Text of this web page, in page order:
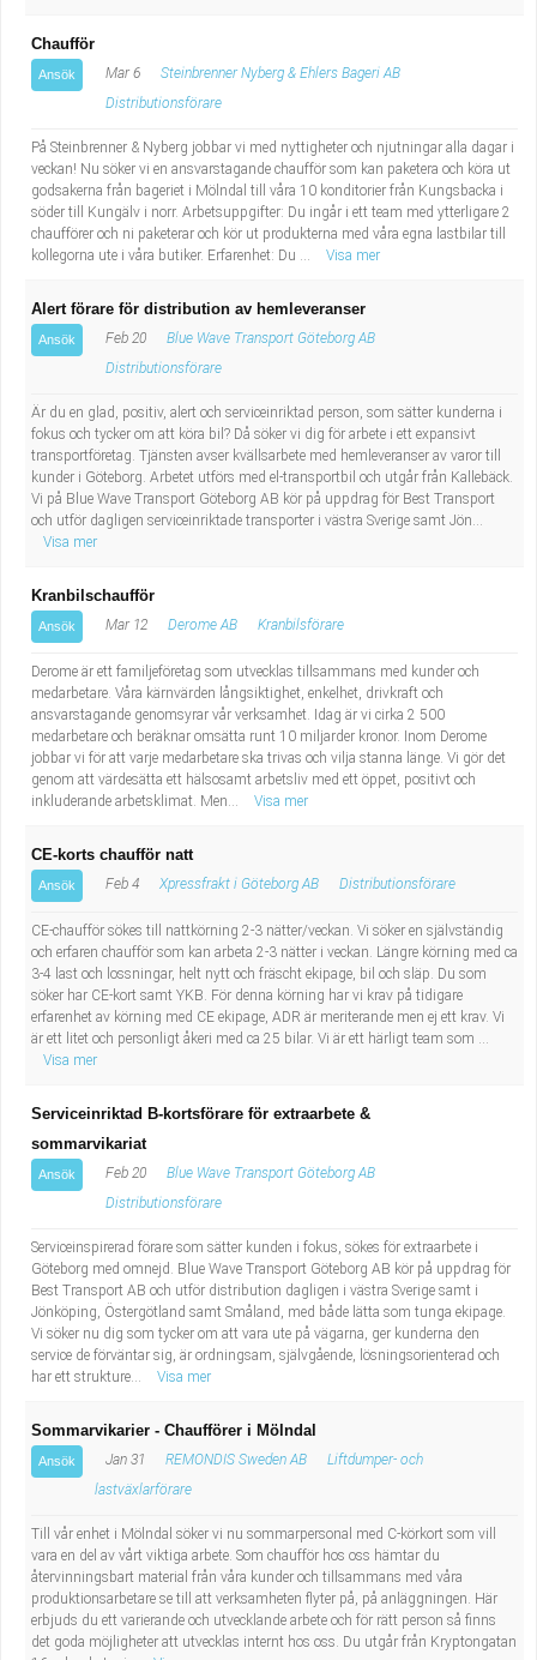
Chaufför
Ansök Mar 6
Steinbrenner Nyberg & Ehlers Bageri AB
Distributionsförare
På Steinbrenner & Nyberg jobbar vi med nyttigheter och njutningar alla dagar i
veckan! Nu söker vi en ansvarstagande chaufför som kan paketera och köra ut
godsakerna från bageriet i Mölndal till våra 10 konditorier från Kungsbacka i
söder till Kungälv i norr. Arbetsuppgifter: Du ingår i ett team med ytterligare 2
chaufförer och ni paketerar och kör ut produkterna med våra egna lastbilar till
kollegorna ute i våra butiker. Erfarenhet: Du ...
Visa mer
Alert förare för distribution av hemleveranser
Ansök Feb 20
Blue Wave Transport Göteborg AB
Distributionsförare
Är du en glad, positiv, alert och serviceinriktad person, som sätter kunderna i
fokus och tycker om att köra bil? Då söker vi dig för arbete i ett expansivt
transportföretag. Tjänsten avser kvällsarbete med hemleveranser av varor till
kunder i Göteborg. Arbetet utförs med el-transportbil och utgår från Kallebäck.
Vi på Blue Wave Transport Göteborg AB kör på uppdrag för Best Transport
och utför dagligen serviceinriktade transporter i västra Sverige samt Jön...
Visa mer
Kranbilschaufför
Ansök Mar 12 Derome AB Kranbilsförare
Derome är ett familjeföretag som utvecklas tillsammans med kunder och
medarbetare. Våra kärnvärden långsiktighet, enkelhet, drivkraft och
ansvarstagande genomsyrar vår verksamhet. Idag är vi cirka 2 500
medarbetare och beräknar omsätta runt 10 miljarder kronor. Inom Derome
jobbar vi för att varje medarbetare ska trivas och vilja stanna länge. Vi gör det
genom att värdesätta ett hälsosamt arbetsliv med ett öppet, positivt och
inkluderande arbetsklimat. Men...
Visa mer
CE-korts chaufför natt
Ansök Feb 4 Xpressfrakt i Göteborg AB Distributionsförare
CE-chaufför sökes till nattkörning 2-3 nätter/veckan. Vi söker en självständig
och erfaren chaufför som kan arbeta 2-3 nätter i veckan. Längre körning med ca
3-4 last och lossningar, helt nytt och fräscht ekipage, bil och släp. Du som
söker har CE-kort samt YKB. För denna körning har vi krav på tidigare
erfarenhet av körning med CE ekipage, ADR är meriterande men ej ett krav. Vi
är ett litet och personligt åkeri med ca 25 bilar. Vi är ett härligt team som ...
Visa mer
Serviceinriktad B-kortsförare för extraarbete &
sommarvikariat
Ansök Feb 20
Blue Wave Transport Göteborg AB
Distributionsförare
Serviceinspirerad förare som sätter kunden i fokus, sökes för extraarbete i
Göteborg med omnejd. Blue Wave Transport Göteborg AB kör på uppdrag för
Best Transport AB och utför distribution dagligen i västra Sverige samt i
Jönköping, Östergötland samt Småland, med både lätta som tunga ekipage.
Vi söker nu dig som tycker om att vara ute på vägarna, ger kunderna den
service de förväntar sig, är ordningsam, självgående, lösningsorienterad och
har ett strukture...
Visa mer
Sommarvikarier - Chaufförer i Mölndal
Ansök Jan 31 REMONDIS Sweden AB
Liftdumper- och
lastväxlarförare
Till vår enhet i Mölndal söker vi nu sommarpersonal med C-körkort som vill
vara en del av vårt viktiga arbete. Som chaufför hos oss hämtar du
återvinningsbart material från våra kunder och tillsammans med våra
produktionsarbetare se till att verksamheten flyter på, på anläggningen. Här
erbjuds du ett varierande och utvecklande arbete och för rätt person så finns
det goda möjligheter att utvecklas internt hos oss. Du utgår från Kryptongatan